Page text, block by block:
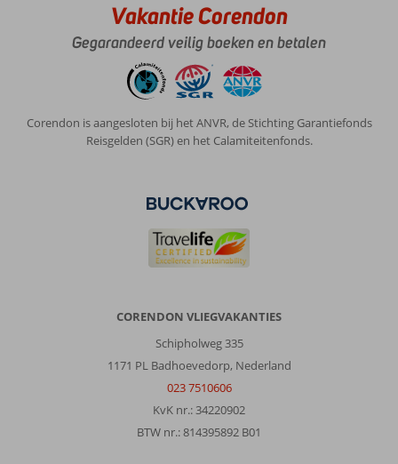
Vakantie Corendon
Gegarandeerd veilig boeken en betalen
Corendon is aangesloten bij het ANVR, de Stichting Garantiefonds
Reisgelden (SGR) en het Calamiteitenfonds.
CORENDON VLIEGVAKANTIES
Schipholweg 335
1171 PL Badhoevedorp, Nederland
023 7510606
KvK nr.: 34220902
BTW nr.: 814395892 B01